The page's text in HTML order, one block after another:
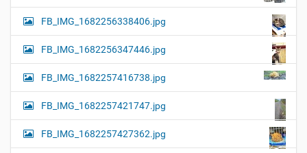
FB_IMG_1682256338406.jpg
FB_IMG_1682256347446.jpg
FB_IMG_1682257416738.jpg
FB_IMG_1682257421747.jpg
FB_IMG_1682257427362.jpg